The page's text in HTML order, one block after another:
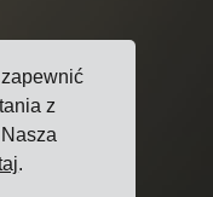
z
.
Prywatności